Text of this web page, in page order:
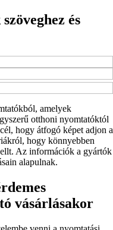
és
amelyek
otthoni nyomtatóktól
hogy átfogó képet adjon a
hogy könnyebben
Az információk a gyártók
alapulnak.
vásárlásakor